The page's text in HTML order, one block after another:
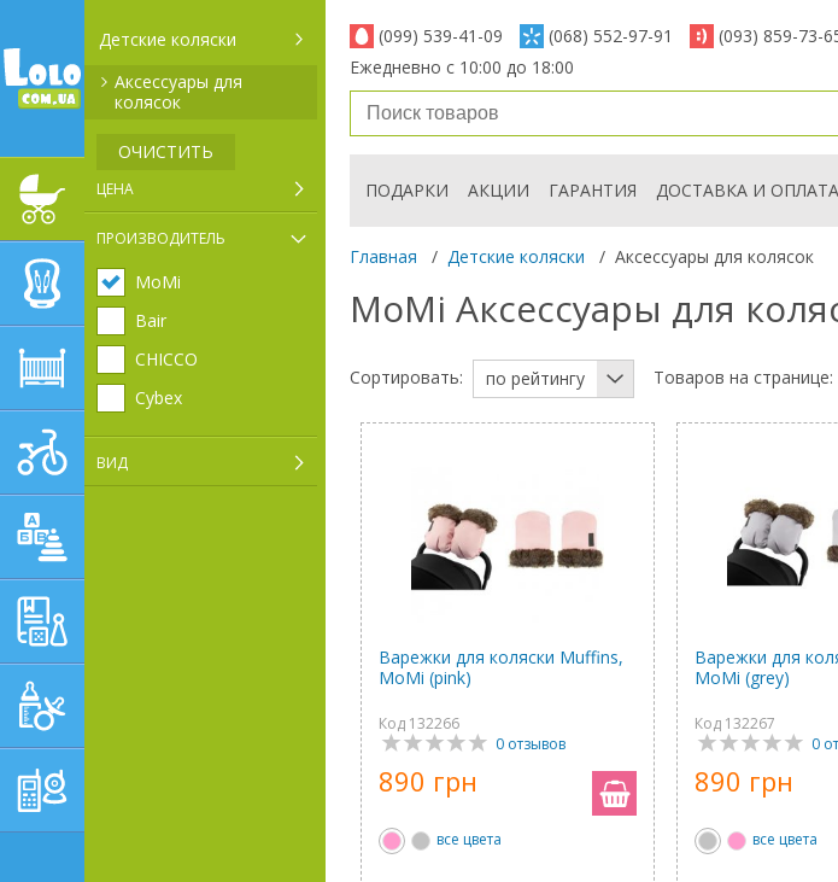
ДЕТСКИЕ КОЛЯСКИ
АВТОКРЕСЛА
ДЕТСКАЯ МЕБЕЛЬ
ДЕТСКИЙ СПОРТ И
ТРАНСПОРТ
Детские коляски
Аксессуары для
колясок
ОЧИСТИТЬ
ЦЕНА
ПРОИЗВОДИТЕЛЬ
MoMi
Bair
CHICCO
Cybex
ВИД
(099) 539-41-09 (068) 552-97-91
(093) 859-73-
Ежедневно с 10:00 до 18:00
ПОДАРКИ АКЦИИ ГАРАНТИЯ ДОСТАВКА И ОПЛАТА
Главная / Детские коляски / Аксессуары для колясок
MoMi Аксессуары для
Сортировать: по рейтингу Товаров на странице:
Варежки для коляски Muffins,
MoMi (pink)
Код 132266
0 отзывов
890 грн
все цвета
Варежки для
MoMi (grey)
Код 132267
0
890 грн
все цвета